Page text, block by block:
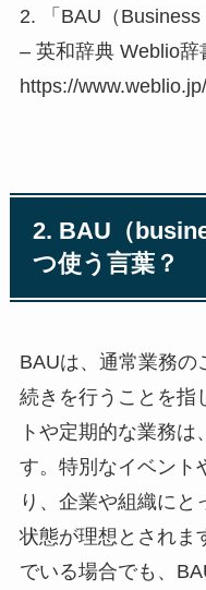
2. 「BAU（
– 英和辞典 Weblio辞
https://
2. BAU（
つ使う言葉？
BAUは、通常業務の
続きを行うことを指
トや定期的な業務
す。特別なイベント
り、企業や組織にと
状態が理想とされま
でいる場合でも、